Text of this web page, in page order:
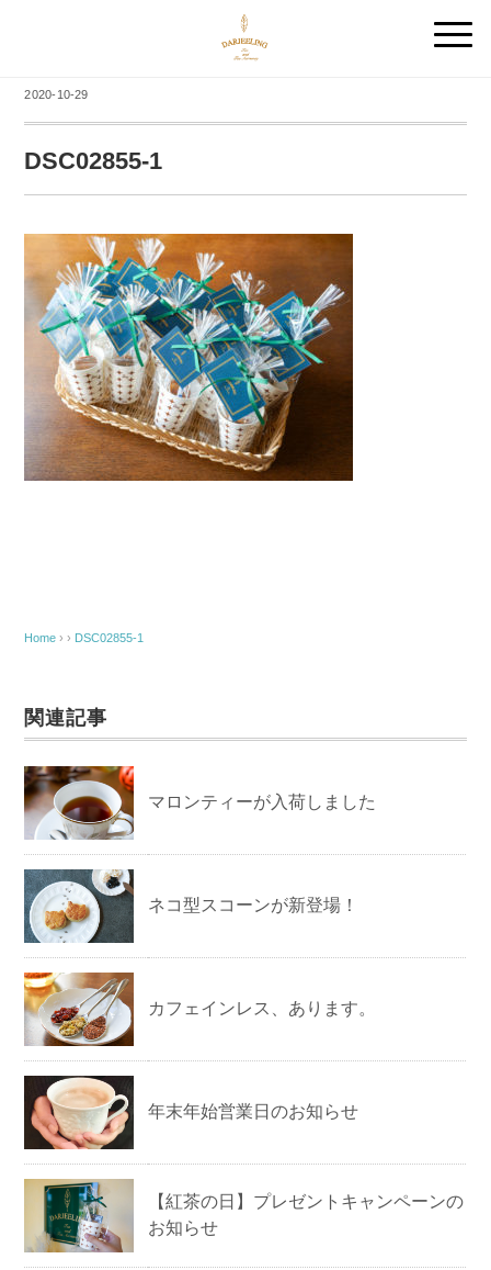
2020-10-29
DSC02855-1
Home › › DSC02855-1
関連記事
マロンティーが入荷しました
ネコ型スコーンが新登場！
カフェインレス、あります。
年末年始営業日のお知らせ
【紅茶の日】プレゼントキャンペーンの
お知らせ